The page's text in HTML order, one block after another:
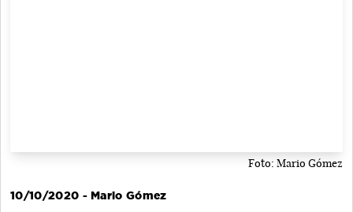
Foto: Mario Gómez
10/10/2020 - Mario Gómez